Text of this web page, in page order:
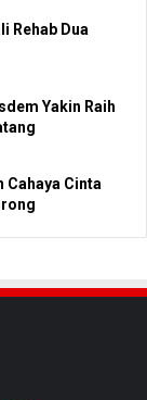
Rehab Dua
Yakin Raih
Cahaya Cinta